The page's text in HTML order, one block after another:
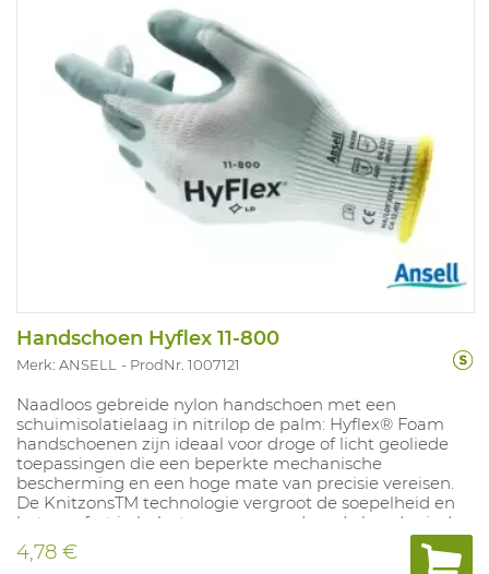
Handschoen Hyflex 11-800
Merk: ANSELL ProdNr. 1007121
Naadloos gebreide nylon handschoen met een
schuimisolatielaag in nitrilop de palm: Hyflex® Foam
handschoenen zijn ideaal voor droge of licht geoliede
toepassingen die een beperkte mechanische
bescherming en een hoge mate van precisie vereisen.
De KnitzonsTM technologie vergroot de soepelheid en
het comfort in belaste zones, waardoor de hand minder
vermoeid geraakt. Ze zijn bijzonder goed geschikt voor
lichte assemblagetoepassingen in sectoren zoals de
4,78 €